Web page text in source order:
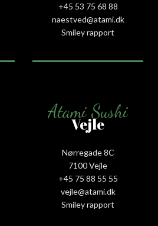
+45 53 75 68 88
naestved@atami.dk
Smiley rapport
Atami Sushi
Vejle
Nørregade 8C
7100 Vejle
+45 75 88 55 55
vejle@atami.dk
Smiley rapport